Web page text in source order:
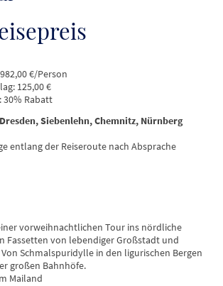
€/Person
125,00 €
30% Rabatt
Siebenlehn, Chemnitz, Nürnberg
entlang der Reiseroute nach Absprache
vorweihnachtlichen Tour ins nördliche
Fassetten von lebendiger Großstadt und
Schmalspuridylle in den ligurischen Bergen
großen Bahnhöfe.
Mailand